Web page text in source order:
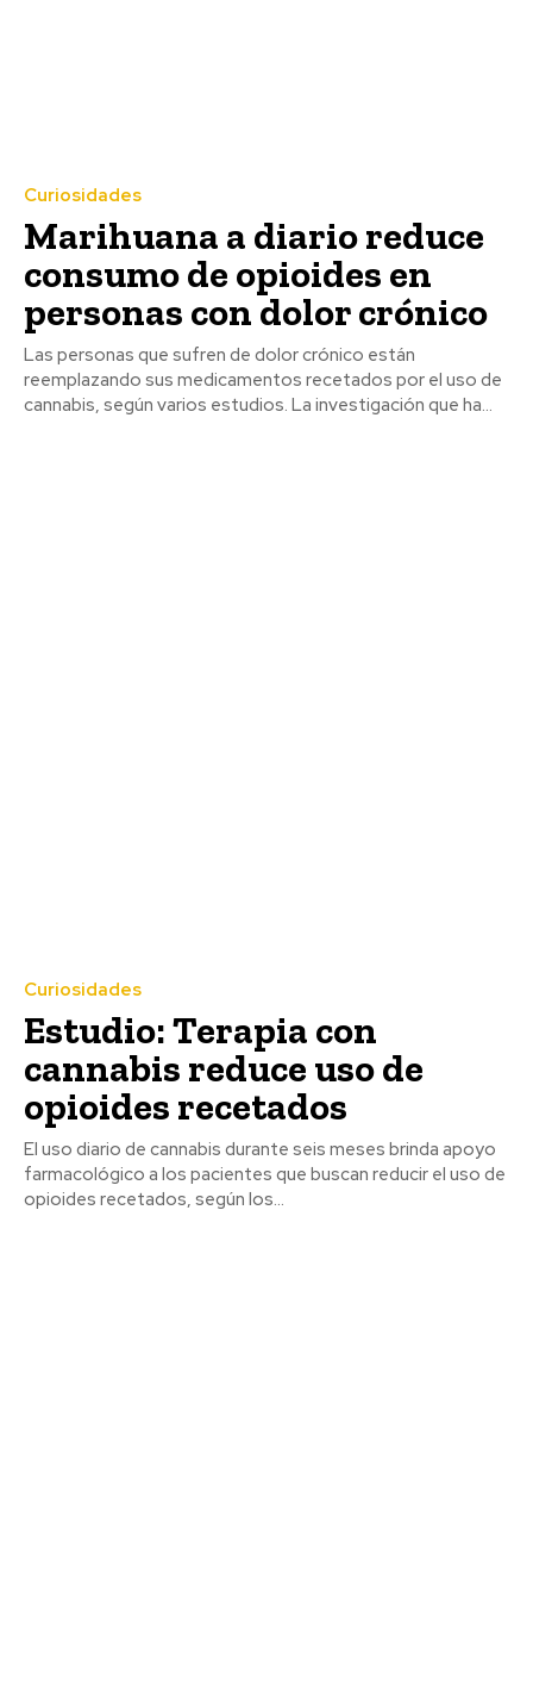
Curiosidades
Marihuana a diario reduce
consumo de opioides en
personas con dolor crónico
Las personas que sufren de dolor crónico están
reemplazando sus medicamentos recetados por el uso de
cannabis, según varios estudios. La investigación que ha...
Curiosidades
Estudio: Terapia con
cannabis reduce uso de
opioides recetados
El uso diario de cannabis durante seis meses brinda apoyo
farmacológico a los pacientes que buscan reducir el uso de
opioides recetados, según los...